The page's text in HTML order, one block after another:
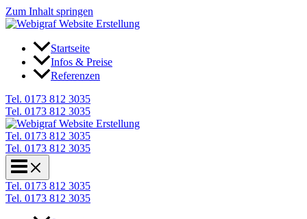
Zum Inhalt springen
Startseite
Infos & Preise
Referenzen
Tel. 0173 812 3035
Tel. 0173 812 3035
Tel. 0173 812 3035
Tel. 0173 812 3035
Tel. 0173 812 3035
Tel. 0173 812 3035